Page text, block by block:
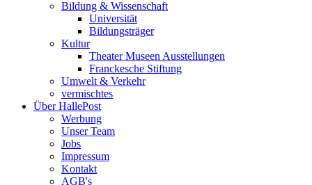
Bildung & Wissenschaft
Universität
Bildungsträger
Kultur
Theater Museen Ausstellungen
Franckesche Stiftung
Umwelt & Verkehr
vermischtes
Über HallePost
Werbung
Unser Team
Jobs
Impressum
Kontakt
AGB's